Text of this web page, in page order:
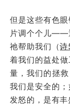
但是这些有色
片调个个儿——
祂帮助我们（
着我们的益处
量，我们的拯救
我们是安全的
发怒的，是有